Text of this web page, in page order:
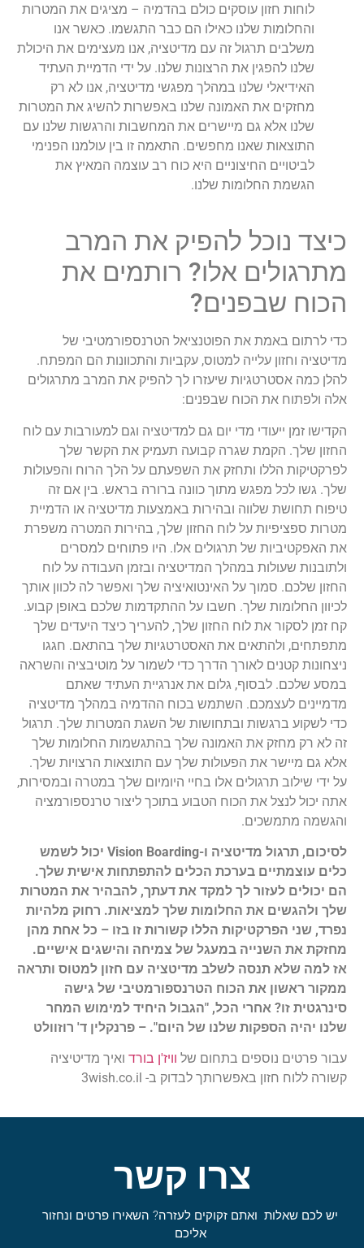
לוחות חזון עוסקים כולם בהדמיה – מציגים את המטרות
והחלומות שלנו כאילו הם כבר התגשמו. כאשר אנו
משלבים תרגול זה עם מדיטציה, אנו מעצימים את היכולת
שלנו להפגין את הרצונות שלנו. על ידי הדמיית העתיד
האידיאלי שלנו במהלך מפגשי מדיטציה, אנו לא רק
מחזקים את האמונה שלנו באפשרות להשיג את המטרות
שלנו אלא גם מיישרים את המחשבות והרגשות שלנו עם
התוצאות שאנו מחפשים. התאמה זו בין עולמנו הפנימי
לביטויים החיצוניים היא כוח רב עוצמה המאיץ את
הגשמת החלומות שלנו.
כיצד נוכל להפיק את המרב
מתרגולים אלו? רותמים את
הכוח שבפנים?
כדי לרתום באמת את הפוטנציאל הטרנספורמטיבי של
מדיטציה וחזון עלייה למטוס, עקביות והתכוונות הם המפתח.
להלן כמה אסטרטגיות שיעזרו לך להפיק את המרב מתרגולים
אלה ולפתוח את הכוח שבפנים:
הקדישו זמן ייעודי מדי יום גם למדיטציה וגם למעורבות עם לוח
החזון שלך. הקמת שגרה קבועה תעמיק את הקשר שלך
לפרקטיקות הללו ותחזק את השפעתם על הלך הרוח והפעולות
שלך. גשו לכל מפגש מתוך כוונה ברורה בראש. בין אם זה
טיפוח תחושת שלווה ובהירות באמצעות מדיטציה או הדמיית
מטרות ספציפיות על לוח החזון שלך, בהירות המטרה משפרת
את האפקטיביות של תרגולים אלו. היו פתוחים למסרים
ולתובנות שעולות במהלך המדיטציה ובזמן העבודה על לוח
החזון שלכם. סמוך על האינטואיציה שלך ואפשר לה לכוון אותך
לכיוון החלומות שלך. חשבו על ההתקדמות שלכם באופן קבוע.
קח זמן לסקור את לוח החזון שלך, להעריך כיצד היעדים שלך
מתפתחים, ולהתאים את האסטרטגיות שלך בהתאם. חגגו
ניצחונות קטנים לאורך הדרך כדי לשמור על מוטיבציה והשראה
במסע שלכם. לבסוף, גלום את אנרגיית העתיד שאתם
מדמיינים לעצמכם. השתמש בכוח ההדמיה במהלך מדיטציה
כדי לשקוע ברגשות ובתחושות של השגת המטרות שלך. תרגול
זה לא רק מחזק את האמונה שלך בהתגשמות החלומות שלך
אלא גם מיישר את הפעולות שלך עם התוצאות הרצויות שלך.
על ידי שילוב תרגולים אלו בחיי היומיום שלך במטרה ובמסירות,
אתה יכול לנצל את הכוח הטבוע בתוכך ליצור טרנספורמציה
והגשמה מתמשכים.
לסיכום, תרגול מדיטציה ו-Vision Boarding יכול לשמש
כלים עוצמתיים בערכת הכלים להתפתחות אישית שלך.
הם יכולים לעזור לך למקד את דעתך, להבהיר את המטרות
שלך ולהגשים את החלומות שלך למציאות. רחוק מלהיות
נפרד, שני הפרקטיקות הללו קשורות זו בזו – כל אחת מהן
מחזקת את השנייה במעגל של צמיחה והישגים אישיים.
אז למה שלא תנסה לשלב מדיטציה עם חזון למטוס ותראה
ממקור ראשון את הכוח הטרנספורמטיבי של גישה
סינרגטית זו? אחרי הכל, "הגבול היחיד למימוש המחר
שלנו יהיה הספקות שלנו של היום". – פרנקלין ד' רוזוולט
עבור פרטים נוספים בתחום של וויז'ן בורד ואיך מדיטיציה
קשורה ללוח חזון באפשרותך לבדוק ב- 3wish.co.il
צרו קשר
יש לכם שאלות ואתם זקוקים לעזרה? השאירו פרטים ונחזור
אליכם